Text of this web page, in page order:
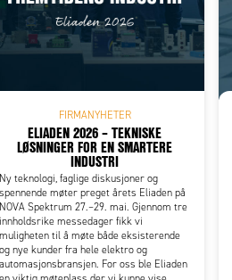
Add as new cart row
FIRMANYHETER
ELIADEN 2026 – TEKNISKE
LØSNINGER FOR EN SMARTERE
INDUSTRI
Ny teknologi, faglige diskusjoner og
spennende møter preget årets Eliaden på
NOVA Spektrum 27.–29. mai. Gjennom tre
innholdsrike messedager fikk vi
muligheten til å møte både eksisterende
og nye kunder fra hele elektro og
automasjonsbransjen. For oss ble Eliaden